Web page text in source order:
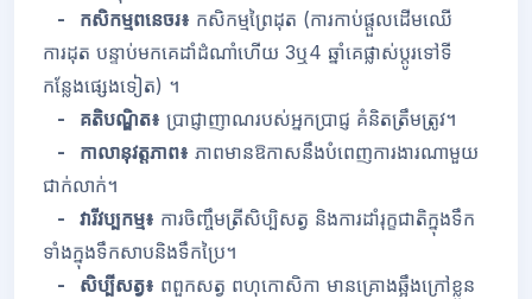
- កសិកម្មពនេចរ៖ កសិកម្មព្រៃដុត (ការកាប់ផ្តួលដើមឈើ
ការដុត បន្ទាប់មកគេដាំដំណាំហើយ 3ឬ4 ឆ្នាំគេផ្លាស់ប្តូរទៅទី
កន្លែងផ្សេងទៀត) ។
- គតិបណ្ឌិត៖ ប្រាជ្ញាញាណ​របស់អ្នកប្រាជ្ញ គំនិតត្រឹមត្រូវ។
- កាលានុវត្តភាព៖ ភាពមានឱកាសនឹងបំពេញការងារណាមួយ
ជាក់លាក់។
- វារីវប្បកម្ម៖ ការចិញ្ចឹមត្រីសិប្បិសត្វ និងការដាំរុក្ខជាតិក្នុងទឹក
ទាំងក្នុងទឹកសាបនិងទឹកប្រៃ។
- សិប្បីសត្វ៖ ពពួកសត្វ ពហុកោសិកា មានគ្រោងឆ្អឹងក្រៅខ្លួន